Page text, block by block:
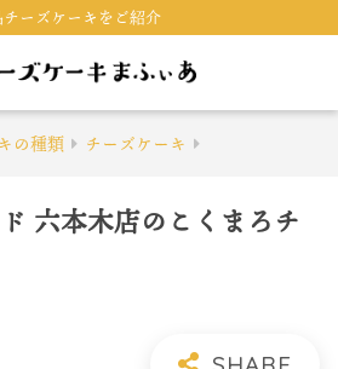
ーズケーキをご紹介
の種類 チーズケーキ
六本木店のこくまろチ